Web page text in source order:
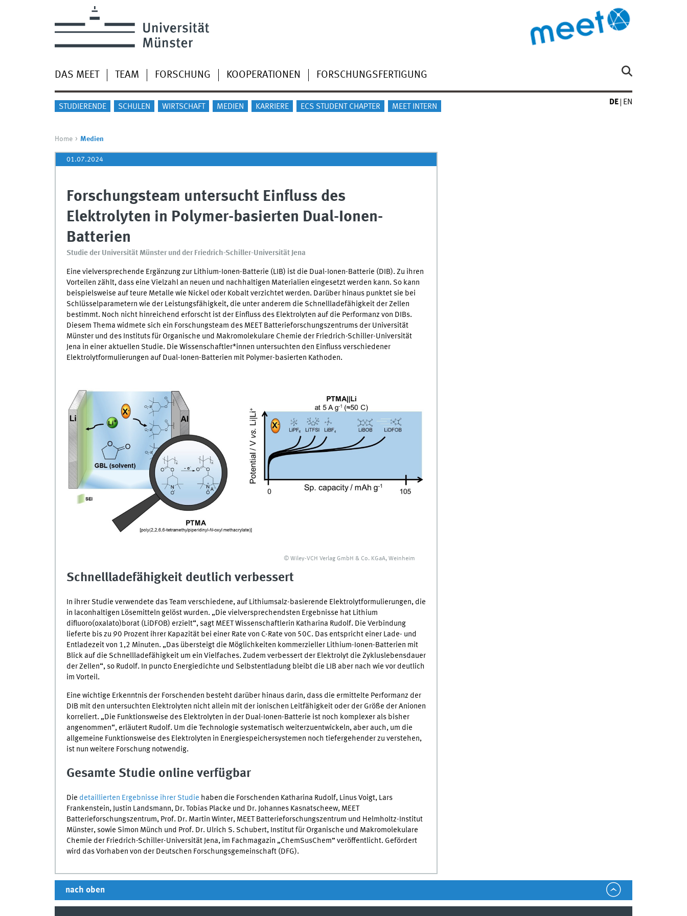
DAS MEET TEAM FORSCHUNG KOOPERATIONEN FORSCHUNGSFERTIGUNG
STUDIERENDE SCHULEN WIRTSCHAFT MEDIEN KARRIERE ECS STUDENT CHAPTER MEET INTERN
DE EN
Home Medien
01.07.2024
Forschungsteam untersucht Einfluss des
Elektrolyten in Polymer-basierten Dual-Ionen-
Batterien
Studie der Universität Münster und der Friedrich-Schiller-Universität Jena
Eine vielversprechende Ergänzung zur Lithium-Ionen-Batterie (LIB) ist die Dual-Ionen-Batterie (DIB). Zu ihren
Vorteilen zählt, dass eine Vielzahl an neuen und nachhaltigen Materialien eingesetzt werden kann. So kann
beispielsweise auf teure Metalle wie Nickel oder Kobalt verzichtet werden. Darüber hinaus punktet sie bei
Schlüsselparametern wie der Leistungsfähigkeit, die unter anderem die Schnellladefähigkeit der Zellen
bestimmt. Noch nicht hinreichend erforscht ist der Einfluss des Elektrolyten auf die Performanz von DIBs.
Diesem Thema widmete sich ein Forschungsteam des MEETBatterieforschungszentrums der Universität
Münster und des Instituts für Organische und Makromolekulare Chemie der Friedrich-Schiller-Universität
Jena in einer aktuellen Studie. Die Wissenschaftler*innen untersuchten den Einfluss verschiedener
Elektrolytformulierungen auf Dual-Ionen-Batterien mit Polymer-basierten Kathoden.
© Wiley-VCH Verlag GmbH & Co. KGaA, Weinheim
Schnellladefähigkeit deutlich verbessert
In ihrer Studie verwendete das Team verschiedene, auf Lithiumsalz-basierende Elektrolytformulierungen, die
in laconhaltigen Lösemitteln gelöst wurden. „Die vielversprechendsten Ergebnisse hat Lithium
difluoro(oxalato)borat (LiDFOB) erzielt“, sagt MEETWissenschaftlerin Katharina Rudolf. Die Verbindung
lieferte bis zu 90 Prozent ihrer Kapazität bei einer Rate von C-Rate von 50C. Das entspricht einer Lade- und
Entladezeit von 1,2 Minuten. „Das übersteigt die Möglichkeiten kommerzieller Lithium-Ionen-Batterien mit
Blick auf die Schnellladefähigkeit um ein Vielfaches. Zudem verbessert der Elektrolyt die Zykluslebensdauer
der Zellen“, so Rudolf. In puncto Energiedichte und Selbstentladung bleibt die LIBaber nach wie vor deutlich
im Vorteil.
Eine wichtige Erkenntnis der Forschenden besteht darüber hinaus darin, dass die ermittelte Performanz der
DIBmit den untersuchten Elektrolyten nicht allein mit der ionischen Leitfähigkeit oder der Größe der Anionen
korreliert. „Die Funktionsweise des Elektrolyten in der Dual-Ionen-Batterie ist noch komplexer als bisher
angenommen“, erläutert Rudolf. Um die Technologie systematisch weiterzuentwickeln, aber auch, um die
allgemeine Funktionsweise des Elektrolyten in Energiespeichersystemen noch tiefergehender zu verstehen,
ist nun weitere Forschung notwendig.
Gesamte Studie online verfügbar
Die detaillierten Ergebnisse ihrer Studie haben die Forschenden Katharina Rudolf, Linus Voigt, Lars
Frankenstein, Justin Landsmann, Dr. Tobias Placke und Dr. Johannes Kasnatscheew, MEET
Batterieforschungszentrum, Prof. Dr. Martin Winter, MEETBatterieforschungszentrum und Helmholtz-Institut
Münster, sowie Simon Münch und Prof. Dr. Ulrich S. Schubert, Institut für Organische und Makromolekulare
Chemie der Friedrich-Schiller-Universität Jena, im Fachmagazin „ChemSusChem” veröffentlicht. Gefördert
wird das Vorhaben von der Deutschen Forschungsgemeinschaft (DFG).
nach oben